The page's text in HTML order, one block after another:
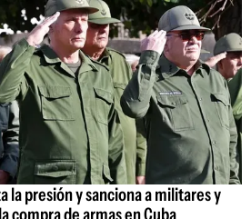
la presión y sanciona a militares y
compra de armas en Cuba